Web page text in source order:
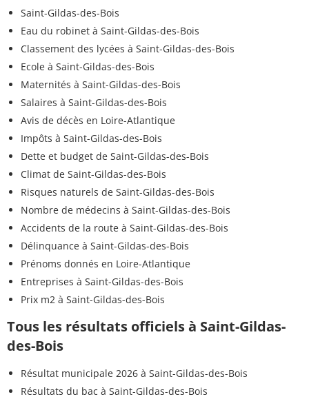
Saint-Gildas-des-Bois
Eau du robinet à Saint-Gildas-des-Bois
Classement des lycées à Saint-Gildas-des-Bois
Ecole à Saint-Gildas-des-Bois
Maternités à Saint-Gildas-des-Bois
Salaires à Saint-Gildas-des-Bois
Avis de décès en Loire-Atlantique
Impôts à Saint-Gildas-des-Bois
Dette et budget de Saint-Gildas-des-Bois
Climat de Saint-Gildas-des-Bois
Risques naturels de Saint-Gildas-des-Bois
Nombre de médecins à Saint-Gildas-des-Bois
Accidents de la route à Saint-Gildas-des-Bois
Délinquance à Saint-Gildas-des-Bois
Prénoms donnés en Loire-Atlantique
Entreprises à Saint-Gildas-des-Bois
Prix m2 à Saint-Gildas-des-Bois
Tous les résultats officiels à Saint-Gildas-
des-Bois
Résultat municipale 2026 à Saint-Gildas-des-Bois
Résultats du bac à Saint-Gildas-des-Bois